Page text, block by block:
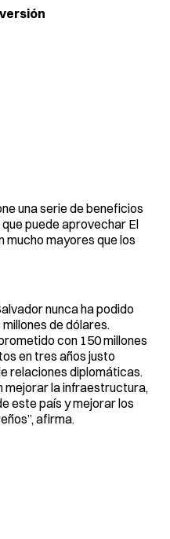
una serie de beneficios
puede aprovechar El
mucho mayores que los
nunca ha podido
de dólares.
con 150 millones
en tres años justo
relaciones diplomáticas.
mejorar la infraestructura,
este país y mejorar los
afirma.